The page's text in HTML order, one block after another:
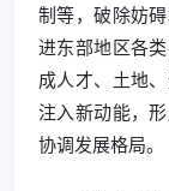
制等，破除妨
进东部地区各
成人才、土地
注入新动能，
协调发展格局。